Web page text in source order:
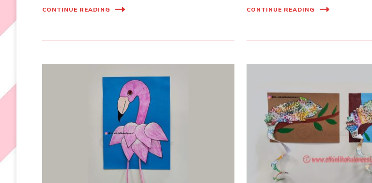
CONTINUE READING CONTINUE READING